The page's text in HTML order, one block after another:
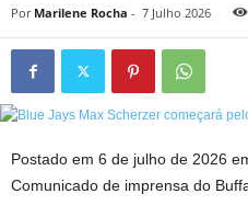
Por Marilene Rocha - 7 Julho 2026
Postado em 6 de julho de 2026
Comunicado de imprensa do